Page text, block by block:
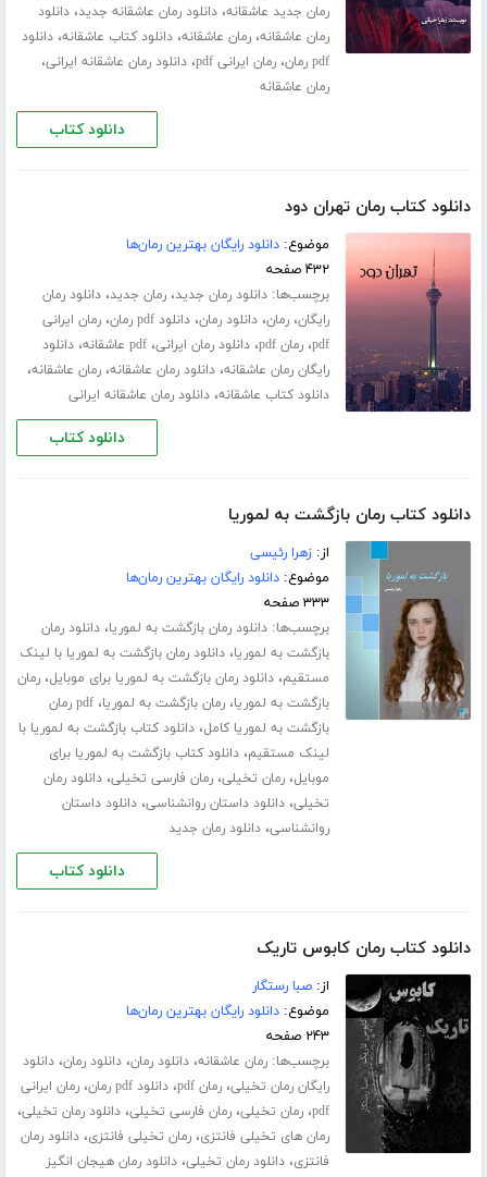
رمان جدید عاشقانه،دانلود رمان عاشقانه جدید،دانلود
رمان عاشقانه،رمان عاشقانه،دانلود کتاب عاشقانه،دانلود
pdf رمان
،رمان ایرانی pdf ،دانلود رمان عاشقانه ایرانی،
رمان عاشقانه
دانلود کتاب
دانلود کتاب رمان تهران دود
موضوع:دانلود رایگان بهترین رمان‌ها
۴۳۲ صفحه
برچسب‌ها:دانلود رمان جدید،رمان جدید،دانلود رمان
رایگان،رمان،دانلود رمان،دانلود pdf رمان ،رمان ایرانی
pdf،رمان pdf ،دانلود رمان ایرانی،pdf عاشقانه ،دانلود
رایگان رمان عاشقانه،دانلود رمان عاشقانه،رمان عاشقانه،
دانلود کتاب عاشقانه،دانلود رمان عاشقانه ایرانی
دانلود کتاب
دانلود کتاب رمان بازگشت به لموریا
از:زهرا رئیسی
موضوع:دانلود رایگان بهترین رمان‌ها
۳۳۳ صفحه
برچسب‌ها:دانلود رمان بازگشت به لموریا،دانلود رمان
بازگشت به لموریا،دانلود رمان بازگشت به لموریا با لینک
مستقیم،دانلود رمان بازگشت به لموریا برای موبایل،رمان
بازگشت به لموریا،رمان بازگشت به لموریا،
pdf رمان
بازگشت به لموریا کامل،دانلود کتاب بازگشت به لموریا با
لینک مستقیم،دانلود کتاب بازگشت به لموریا برای
موبایل،رمان تخیلی،رمان فارسی تخیلی،دانلود رمان
تخیلی،دانلود داستان روانشناسی،دانلود داستان
روانشناسی،دانلود رمان جدید
دانلود کتاب
دانلود کتاب رمان کابوس تاریک
از:صبا رستگار
موضوع:دانلود رایگان بهترین رمان‌ها
۲۴۳ صفحه
برچسب‌ها:رمان عاشقانه،دانلود رمان،دانلود رمان،دانلود
رایگان رمان تخیلی،رمان pdf ،دانلود pdf رمان ،رمان ایرانی
pdf،رمان تخیلی،رمان فارسی تخیلی،دانلود رمان تخیلی،
رمان های تخیلی فانتزی،رمان تخیلی فانتزی،دانلود رمان
فانتزی،دانلود رمان تخیلی،دانلود رمان هیجان انگیز